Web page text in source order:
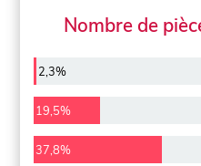
Nombre de
2,3%
19,5%
37,8%